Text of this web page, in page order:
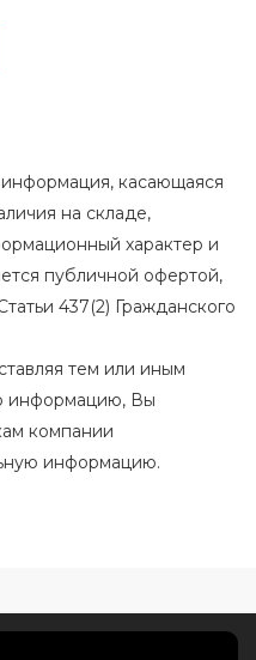
касающаяся
на складе,
характер и
публичной офертой,
437(2) Гражданского
тем или иным
информацию, Вы
компании
информацию.